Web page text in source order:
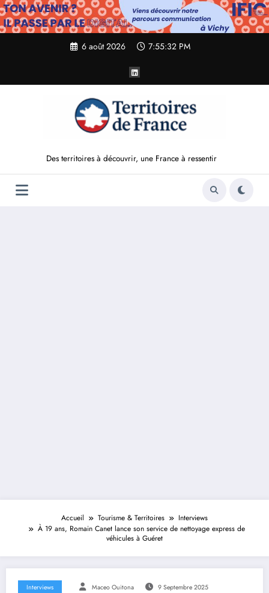
Aller
au
contenu
6 août 2026 7:55:33 PM
Des territoires à découvrir, une France à ressentir
Accueil Tourisme & Territoires
Interviews
À 19 ans, Romain Canet lance son service de nettoyage express de
véhicules à Guéret
Interviews Maceo Ouitona 9 Septembre 2025